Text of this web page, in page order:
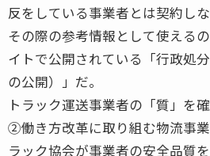
反をしている事業者とは契約しな
その際の参考情報として使える
イトで公開されている「行政処
の公開）」だ。
トラック運送事業者の「質」を確
②働き方改革に取り組む物流事
ラック協会が事業者の安全品質